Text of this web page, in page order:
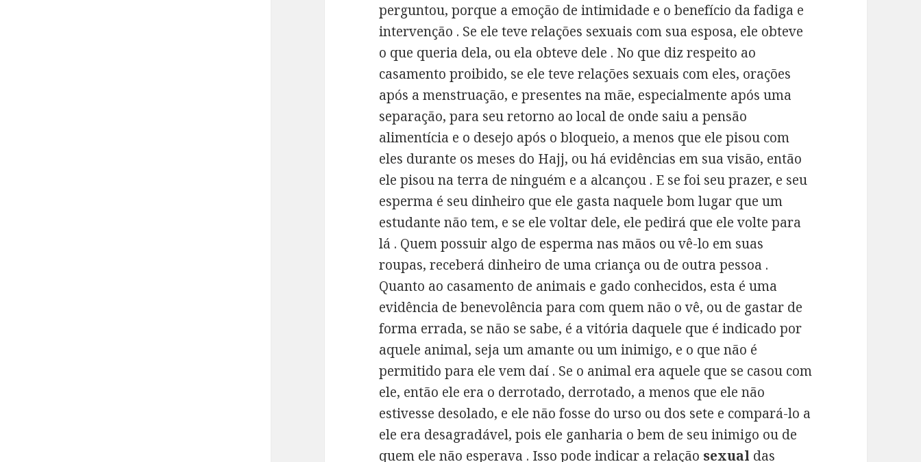
perguntou, porque a emoção de intimidade e o benefício da fadiga e
intervenção . Se ele teve relações sexuais com sua esposa, ele obteve
o que queria dela, ou ela obteve dele . No que diz respeito ao
casamento proibido, se ele teve relações sexuais com eles, orações
após a menstruação, e presentes na mãe, especialmente após uma
separação, para seu retorno ao local de onde saiu a pensão
alimentícia e o desejo após o bloqueio, a menos que ele pisou com
eles durante os meses do Hajj, ou há evidências em sua visão, então
ele pisou na terra de ninguém e a alcançou . E se foi seu prazer, e seu
esperma é seu dinheiro que ele gasta naquele bom lugar que um
estudante não tem, e se ele voltar dele, ele pedirá que ele volte para
lá . Quem possuir algo de esperma nas mãos ou vê-lo em suas
roupas, receberá dinheiro de uma criança ou de outra pessoa .
Quanto ao casamento de animais e gado conhecidos, esta é uma
evidência de benevolência para com quem não o vê, ou de gastar de
forma errada, se não se sabe, é a vitória daquele que é indicado por
aquele animal, seja um amante ou um inimigo, e o que não é
permitido para ele vem daí . Se o animal era aquele que se casou com
ele, então ele era o derrotado, derrotado, a menos que ele não
estivesse desolado, e ele não fosse do urso ou dos sete e compará-lo a
ele era desagradável, pois ele ganharia o bem de seu inimigo ou de
quem ele não esperava . Isso pode indicar a relação sexual das